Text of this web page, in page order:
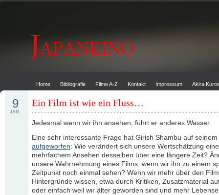
Home Bibliografie Filme A-Z Kontakt Impressum Akira
Ein Film ist wie ein Fluss…
9
JAN.
Jedesmal wenn wir ihn ansehen, führt er anderes Wasser.
Eine sehr interessante Frage hat Girish Shambu auf seinem
aufgeworfen: Wie verändert sich unsere Wertschätzung
mehrfachem Ansehen desselben über eine längere Zeit?
unsere Wahrnehmung eines Films, wenn wir ihn zu einem
Zeitpunkt noch einmal sehen? Wenn wir mehr über den
Hintergründe wissen, etwa durch Kritiken, Zusatzmaterial
oder einfach weil wir älter geworden sind und mehr